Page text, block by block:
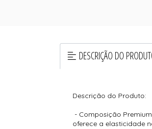
DESCRIÇÃO DO
Descrição do Produto:
- Composição
oferece a elasticidade